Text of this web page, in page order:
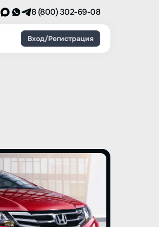
8 (800) 302-69-08
Вход/Регистрация